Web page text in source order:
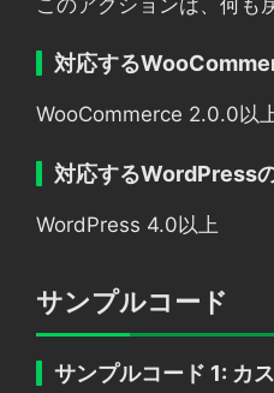
対応する
WooCommerce 2.0.0以
対応するWordPress
WordPress 4.0以上
サンプルコード
サンプルコード 1: カ